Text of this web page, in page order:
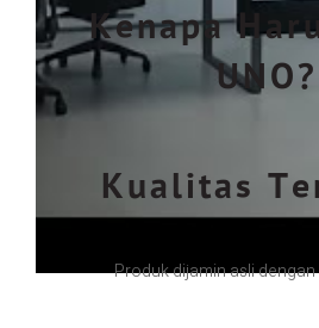
Kenapa
UNO?
Kualitas
Produk dijamin asli